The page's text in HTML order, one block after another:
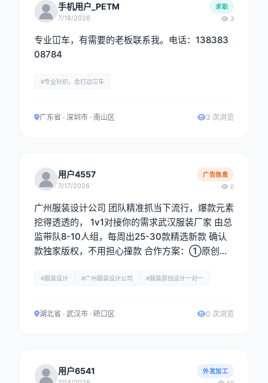
手机用户_PETM
7/18/2026
求职
3
专业冚车，有需要的老板联系我。电话：138383
08784
#专业针织，会打边冚车
广东省 · 深圳市 · 南山区 3 次浏览
用户4557
7/17/2026
广告信息
0
广州服装设计公司 团队精准抓当下流行，爆款元素
挖得透透的， 1v1对接你的需求武汉服装厂家 由总
监带队8-10人组，每周出25-30款精选新款 确认
款独家版权，不用担心撞款 合作方案：①原创设
#服装设计 #广州服装设计公司 #服装原创设计一对一
湖北省 · 武汉市 · 硚口区 0 次浏览
用户6541
外发加工